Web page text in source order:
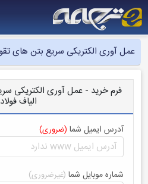
عمل آوری الکتریکی سریع بتن های
فرم خرید - عمل آوری الکتریکی
الیاف
آدرس ایمیل شما (ضروری)
شماره موبایل شما (غیرضروری)